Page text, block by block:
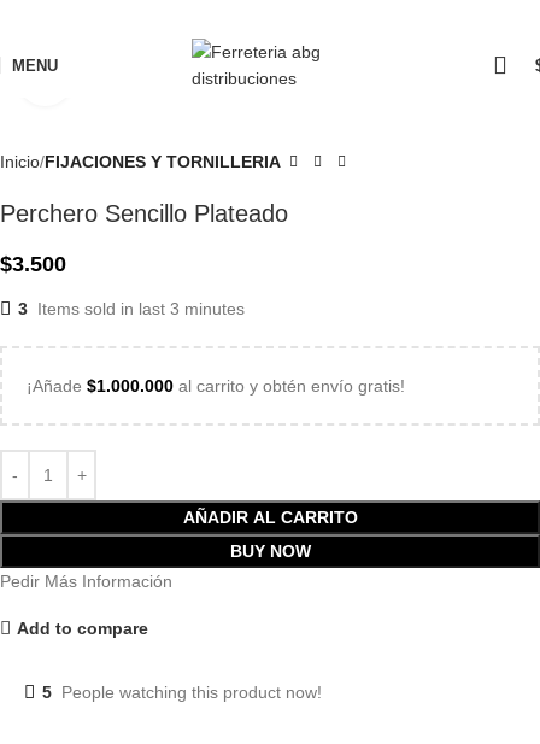
MENU
Inicio FIJACIONES Y TORNILLERIA
Perchero Sencillo Plateado
$3.500
3 Items sold in last 3 minutes
¡Añade $1.000.000 al carrito y obtén envío gratis!
AÑADIR AL CARRITO
BUY NOW
Pedir Más Información
Add to compare
5 People watching this product now!